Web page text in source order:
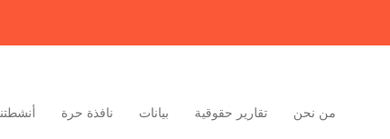
من نحن تقارير حقوقية بيانات نافذة حرة